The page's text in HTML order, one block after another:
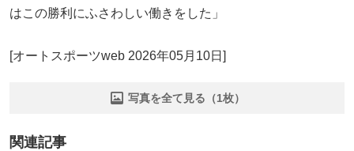
はこの勝利にふさわしい働きをした」
[オートスポーツweb 2026年05月10日]
写真を全て見る（1枚）
関連記事